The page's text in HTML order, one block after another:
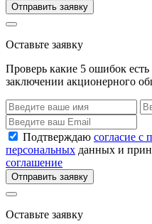
Отправить заявку
Оставьте заявку
Проверь какие 5 ошибок
заключении акционерного
Подтверждаю согласие с
персональных данных и
соглашение
Отправить заявку
Оставьте заявку